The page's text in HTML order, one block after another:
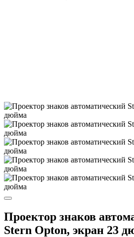
Проектор знаков
Stern Opton, экран 23